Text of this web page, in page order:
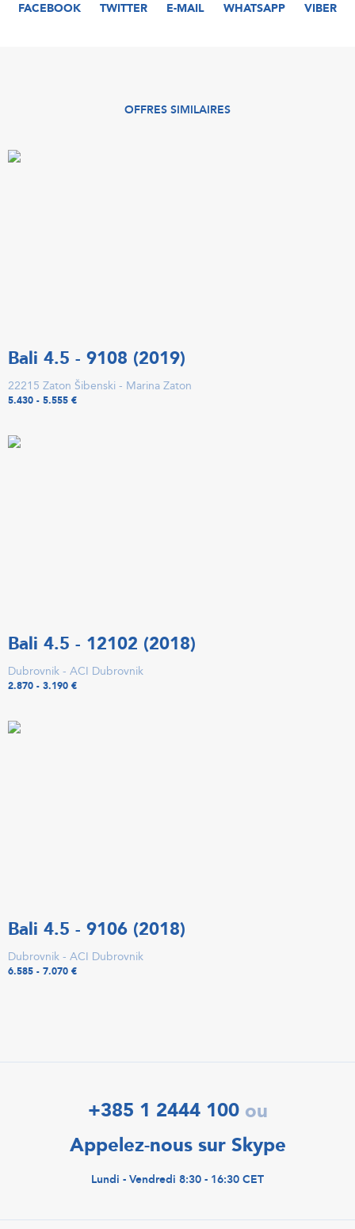
FACEBOOK
TWITTER E-MAIL WHATSAPP VIBER
OFFRES SIMILAIRES
Bali 4.5 - 9108 (2019)
22215 Zaton Šibenski - Marina Zaton
5.430 - 5.555 €
Bali 4.5 - 12102 (2018)
Dubrovnik - ACI Dubrovnik
2.870 - 3.190 €
Bali 4.5 - 9106 (2018)
Dubrovnik - ACI Dubrovnik
6.585 - 7.070 €
+385 1 2444 100 ou
Appelez-nous sur Skype
Lundi - Vendredi 8:30 - 16:30 CET